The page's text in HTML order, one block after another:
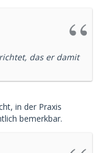
das er damit
in der Praxis
bemerkbar.